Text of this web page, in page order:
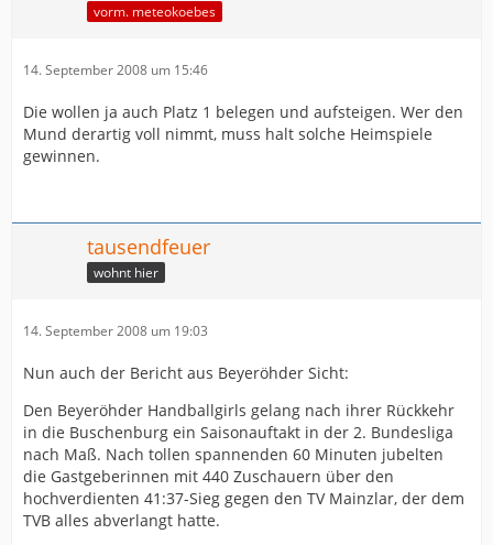
vorm. meteokoebes
14. September 2008 um 15:46
Die wollen ja auch Platz 1 belegen und aufsteigen. Wer den
Mund derartig voll nimmt, muss halt solche Heimspiele
gewinnen.
tausendfeuer
wohnt hier
14. September 2008 um 19:03
Nun auch der Bericht aus Beyeröhder Sicht:
Den Beyeröhder Handballgirls gelang nach ihrer Rückkehr
in die Buschenburg ein Saisonauftakt in der 2. Bundesliga
nach Maß. Nach tollen spannenden 60 Minuten jubelten
die Gastgeberinnen mit 440 Zuschauern über den
hochverdienten 41:37-Sieg gegen den TV Mainzlar, der dem
TVB alles abverlangt hatte.